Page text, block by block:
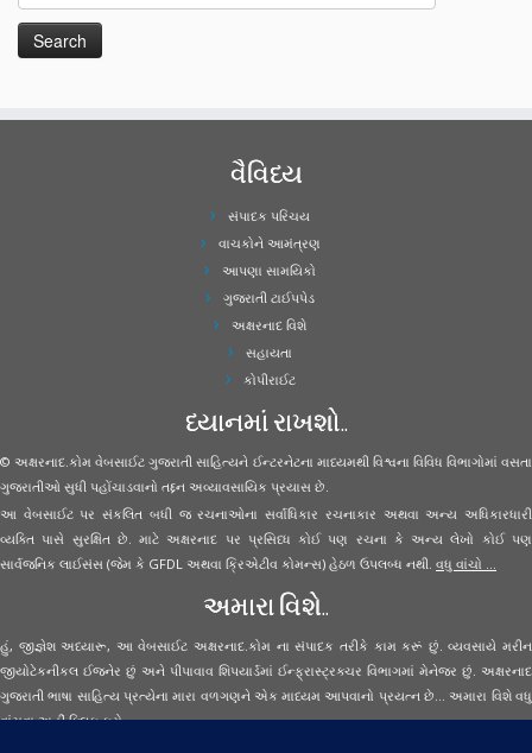
વૈવિધ્ય
સંપાદક પરિચય
વાચકોને આમંત્રણ
આપણા સામયિકો
ગુજરાતી ટાઈપપેડ
અક્ષરનાદ વિશે
સહાયતા
કોપીરાઈટ
ધ્યાનમાં રાખશો..
© અક્ષરનાદ.કોમ વેબસાઈટ ગુજરાતી સાહિત્યને ઈન્ટરનેટના માધ્યમથી વિશ્વના વિવિધ વિભાગોમાં વસતા
ગુજરાતીઓ સુધી પહોંચાડવાનો તદ્દન અવ્યાવસાયિક પ્રયાસ છે.
આ વેબસાઈટ પર સંકલિત બધી જ રચનાઓના સર્વાધિકાર રચનાકાર અથવા અન્ય અધિકારધારી
વ્યક્તિ પાસે સુરક્ષિત છે. માટે અક્ષરનાદ પર પ્રસિધ્ધ કોઈ પણ રચના કે અન્ય લેખો કોઈ પણ
સાર્વજનિક લાઈસંસ (જેમ કે GFDL અથવા ક્રિએટીવ કોમન્સ) હેઠળ ઉપલબ્ધ નથી. વધુ વાંચો ...
અમારા વિશે..
હું, જીજ્ઞેશ અધ્યારૂ, આ વેબસાઈટ અક્ષરનાદ.કોમ ના સંપાદક તરીકે કામ કરૂં છું. વ્યવસાયે મરીન
જીયોટેકનીકલ ઈજનેર છું અને પીપાવાવ શિપયાર્ડમાં ઈન્ફ્રાસ્ટ્રક્ચર વિભાગમાં મેનેજર છું. અક્ષરનાદ
ગુજરાતી ભાષા સાહિત્ય પ્રત્યેના મારા વળગણને એક માધ્યમ આપવાનો પ્રયત્ન છે... અમારા વિશે વધુ
વાંચવાઅહીં ક્લિક કરો...